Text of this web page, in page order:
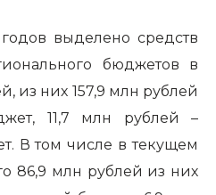
выделено средств
бюджетов в
из них 157,9 млн рублей
11,7 млн рублей –
В том числе в текущем
86,9 млн рублей из них